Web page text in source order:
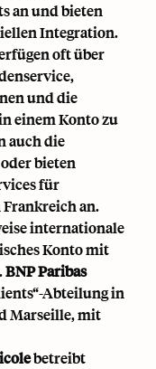
an und bieten
Integration.
oft über
und die
einem Konto zu
auch die
bieten
für
an.
internationale
Konto mit
BNP Paribas
Abteilung in
Marseille, mit
betreibt